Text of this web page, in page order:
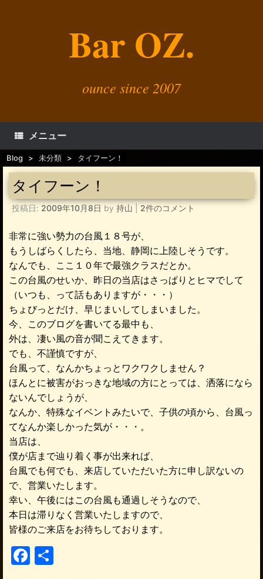
Bar OZ.
ounce since 2007
メニュー
Blog > 未分類 > タイフーン！
タイフーン！
投稿日: 2009年10月8日 by 持山 2件のコメント
非常に強い勢力の台風１８号が、
もうしばらくしたら、当地、静岡に上陸しそうです。
なんでも、ここ１０年で最強クラスだとか。
この台風のせいか、昨日の当店はさっぱりとヒマでして
（いつも、って話もありますが・・・）
ちょびっとだけ、早じまいしてしまいました。
今、このブログを書いてる最中も、
外は、凄い風の音が聞こえてきます。
でも、不謹慎ですが、
台風って、なんかちょっとワクワクしません？
ほんとに被害がおっきな地域の方にとっては、洒落になら
ないんでしょうが、
なんか、特殊なイベントみたいで、子供の頃から、台風っ
てなんか楽しかった気が・・・。
当店は、
僕が店まで辿り着く事が出来れば、
台風でも何でも、来店していただいた方に申し訳ないの
で、営業いたします。
幸い、午後にはこの台風も通過しそうなので、
本日は滞りなく営業いたしますので、
皆様のご来店をお待ちしております。
F